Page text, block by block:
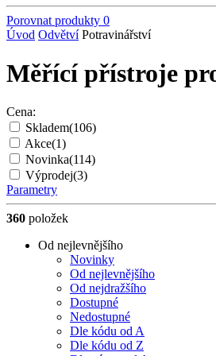
Porovnat produkty 0
Úvod Odvětví Potravinářství
Měřící přístroje
Cena:
Skladem(106)
Akce(1)
Novinka(114)
Výprodej(3)
Parametry
360 položek
Od nejlevnějšího
Novinky
Od nejlevnějšího
Od nejdražšího
Dostupné
Nedostupné
Dle kódu od A
Dle kódu od Z